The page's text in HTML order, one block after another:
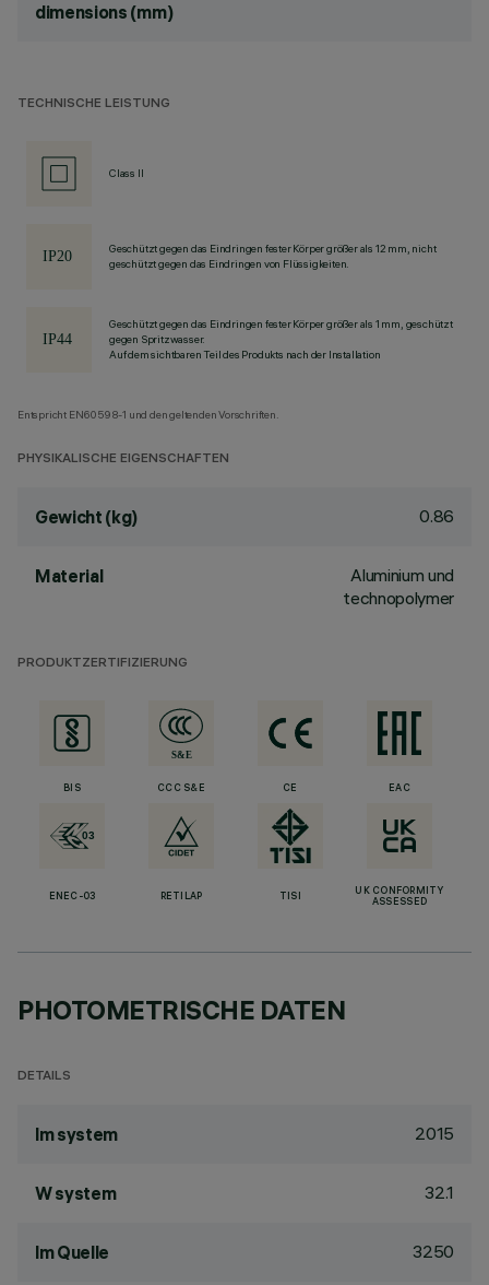
dimensions (mm)
TECHNISCHE LEISTUNG
Class II
Geschützt gegen das Eindringen fester Körper größer als 12 mm, nicht
geschützt gegen das Eindringen von Flüssigkeiten.
Geschützt gegen das Eindringen fester Körper größer als 1 mm, geschützt
gegen Spritzwasser.
Auf dem sichtbaren Teil des Produkts nach der Installation
Entspricht EN60598-1 und den geltenden Vorschriften.
PHYSIKALISCHE EIGENSCHAFTEN
Gewicht (kg) 0.86
Material
Aluminium und
technopolymer
PRODUKTZERTIFIZIERUNG
BIS CCC S&E CE EAC
ENEC-03 RETILAP TISI
UK CONFORMITY
ASSESSED
PHOTOMETRISCHE DATEN
DETAILS
lm system 2015
W system 32.1
lm Quelle 3250